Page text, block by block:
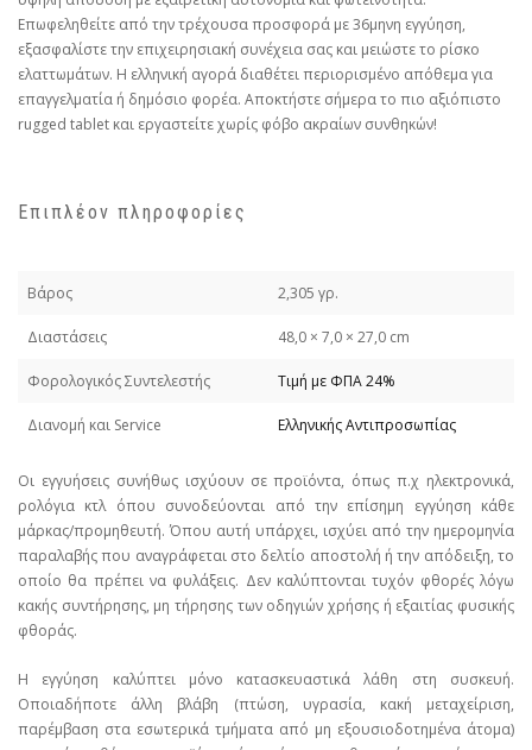
Επωφεληθείτε από την τρέχουσα προσφορά με 36μηνη εγγύηση,
εξασφαλίστε την επιχειρησιακή συνέχεια σας και μειώστε το ρίσκο
ελαττωμάτων. Η ελληνική αγορά διαθέτει περιορισμένο απόθεμα για
επαγγελματία ή δημόσιο φορέα. Αποκτήστε σήμερα το πιο αξιόπιστο
rugged tablet και εργαστείτε χωρίς φόβο ακραίων συνθηκών!
Επιπλέον πληροφορίες
Βάρος 2,305 γρ.
Διαστάσεις 48,0 × 7,0 × 27,0 cm
Φορολογικός Συντελεστής Τιμή με ΦΠΑ 24%
Διανομή και Service Ελληνικής Αντιπροσωπίας
Οι εγγυήσεις συνήθως ισχύουν σε προϊόντα, όπως π.χ ηλεκτρονικά,
ρολόγια κτλ όπου συνοδεύονται από την επίσημη εγγύηση κάθε
μάρκας/προμηθευτή. Όπου αυτή υπάρχει, ισχύει από την ημερομηνία
παραλαβής που αναγράφεται στο δελτίο αποστολή ή την απόδειξη, το
οποίο θα πρέπει να φυλάξεις. Δεν καλύπτονται τυχόν φθορές λόγω
κακής συντήρησης, μη τήρησης των οδηγιών χρήσης ή εξαιτίας φυσικής
φθοράς.
Η εγγύηση καλύπτει μόνο κατασκευαστικά λάθη στη συσκευή.
Οποιαδήποτε άλλη βλάβη (πτώση, υγρασία, κακή μεταχείριση,
παρέμβαση στα εσωτερικά τμήματα από μη εξουσιοδοτημένα άτομα)